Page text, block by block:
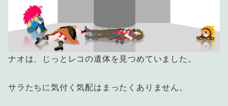
ナオは、じっとレコの遺体を見つめていました。
サラたちに気付く気配はまったくありません。